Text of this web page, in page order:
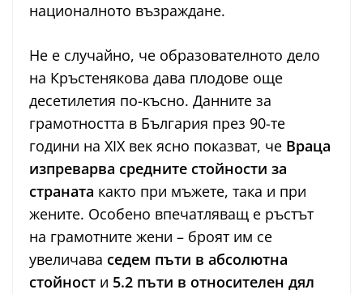
националното възраждане.
Не е случайно, че образователното дело
на Кръстенякова дава плодове още
десетилетия по-късно. Данните за
грамотността в България през 90-те
години на XIX век ясно показват, че Враца
изпреварва средните стойности за
страната както при мъжете, така и при
жените. Особено впечатляващ е ръстът
на грамотните жени – броят им се
увеличава седем пъти в абсолютна
стойност и 5.2 пъти в относителен дял